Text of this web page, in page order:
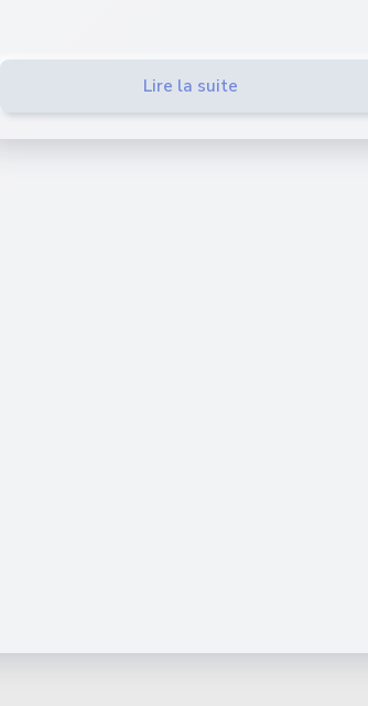
Lire la suite